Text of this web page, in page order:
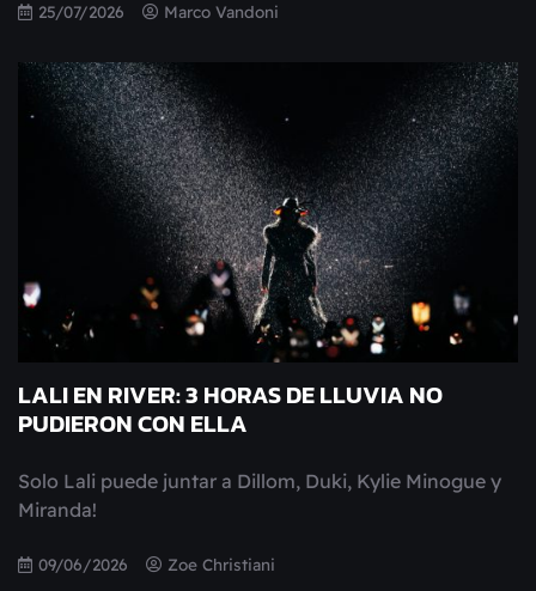
25/07/2026 Marco Vandoni
LALI EN RIVER: 3 HORAS DE LLUVIA NO
PUDIERON CON ELLA
Solo Lali puede juntar a Dillom, Duki, Kylie Minogue y
Miranda!
09/06/2026 Zoe Christiani